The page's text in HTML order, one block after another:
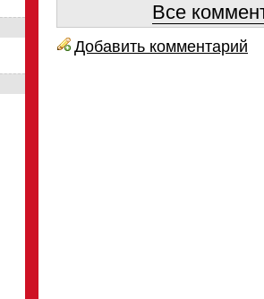
Все
Добавить комментарий